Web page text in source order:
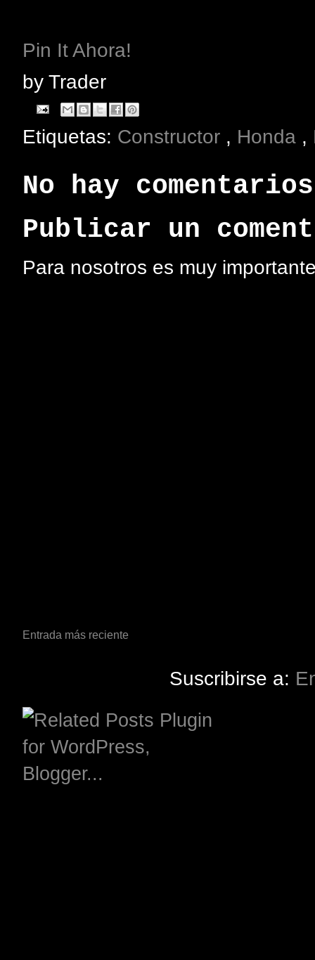
Pin It Ahora!
by Trader
Etiquetas: Constructor , Honda ,
No hay
Publicar un
Para nosotros es muy
Entrada más reciente
Suscribirse a: